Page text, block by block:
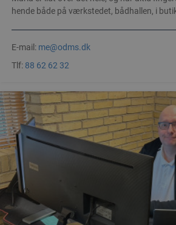
hende både på værkstedet, bådhallen, i
E-mail: me@odms.dk
Tlf: 88 62 62 32